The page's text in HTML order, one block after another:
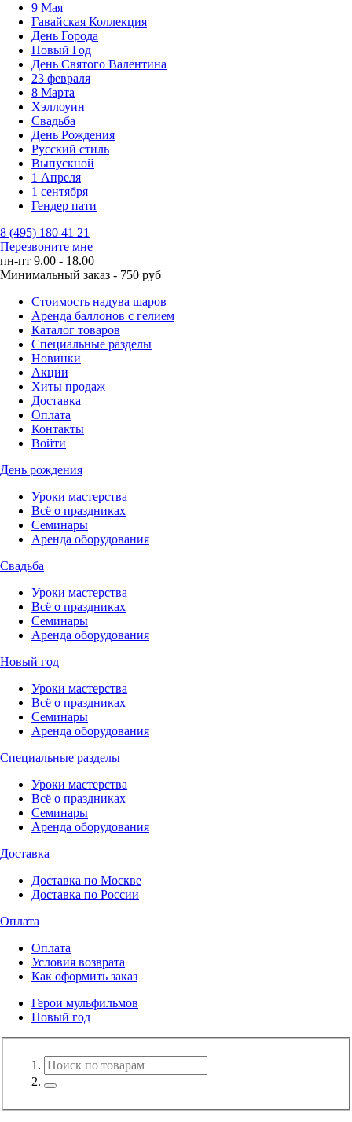
9 Мая
Гавайская Коллекция
День Города
Новый Год
День Святого Валентина
23 февраля
8 Марта
Хэллоуин
Свадьба
День Рождения
Русский стиль
Выпускной
1 Апреля
1 сентября
Гендер пати
8 (495) 180 41 21
Перезвоните мне
пн-пт 9.00 - 18.00
Минимальный заказ - 750 руб
Стоимость надува шаров
Аренда баллонов с гелием
Каталог товаров
Специальные разделы
Новинки
Акции
Хиты продаж
Доставка
Оплата
Контакты
Войти
День рождения
Уроки мастерства
Всё о праздниках
Семинары
Аренда оборудования
Свадьба
Уроки мастерства
Всё о праздниках
Семинары
Аренда оборудования
Новый год
Уроки мастерства
Всё о праздниках
Семинары
Аренда оборудования
Специальные разделы
Уроки мастерства
Всё о праздниках
Семинары
Аренда оборудования
Доставка
Доставка по Москве
Доставка по России
Оплата
Оплата
Условия возврата
Как оформить заказ
Герои мульфильмов
Новый год